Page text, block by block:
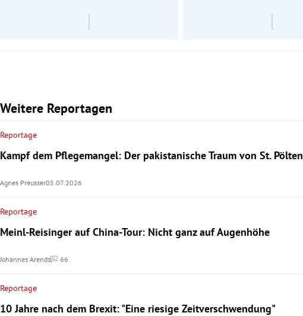
Weitere Reportagen
Reportage
Kampf dem Pflegemangel: Der pakistanische Traum von St. Pölten
Agnes Preusser05.07.2026
Reportage
Meinl-Reisinger auf China-Tour: Nicht ganz auf Augenhöhe
Johannes Arends 66
Kommentare
Reportage
10 Jahre nach dem Brexit: "Eine riesige Zeitverschwendung"